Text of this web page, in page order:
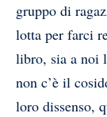
gruppo di
lotta per farci
libro, sia a noi
non c’è il
loro dissenso,